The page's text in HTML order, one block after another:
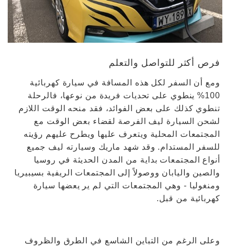
فرص أكثر للتواصل والتعلم
ومع أن السفر لكل هذه المسافة في سيارة كهربائية
100% ينطوي على تحديات فريدة من نوعها، فالرحلة
تنطوي كذلك على بعض الفوائد، فقد منحه الوقت اللازم
لشحن السيارة ليف الفرصة لقضاء بعض الوقت مع
المجتمعات المحلية ويتعرف عليها ويطرح عليهم رؤيته
للسفر المستدام. وقد شهد ماريك وسيارته ليف جميع
أنواع المجتمعات بداية من المدن الحديثة في روسيا
والصين واليابان ووصولاً إلى المجتمعات الريفية بسيبيريا
ومنغوليا - وهي المجتمعات التي لم ير يعضها سيارة
كهربائية من قبل.
وعلى الرغم من التباين الشاسع في الطرق والظروف